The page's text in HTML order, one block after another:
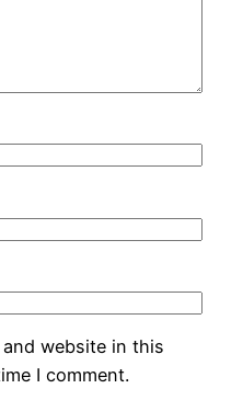
and website in this
I comment.